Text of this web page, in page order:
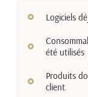
Logiciels
été utilisés
Produits
client